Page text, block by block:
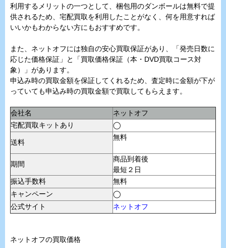
利用するメリットの一つとして、梱包用のダンボールは無料で提
供されるため、宅配買取を利用したことがなく、何を用意すれば
いいかもわからない方にもおすすめです。
また、ネットオフには独自の安心買取保証があり、「発売日数に
応じた価格保証」と「買取価格保証（本・DVD買取コース対
象）」があります。
申込み時の買取金額を保証してくれるため、査定時に金額が下が
っていても申込み時の買取金額で買取してもらえます。
会社名
ネットオフ
宅配買取キットあり
◯
送料
無料
期間
商品到着後
最短２日
振込手数料
無料
キャンペーン
◯
公式サイト
ネットオフ
ネットオフの買取価格